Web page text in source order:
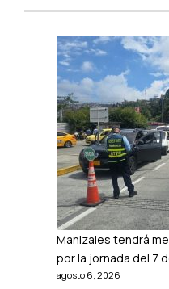
Manizales tendrá
por la jornada del 7
agosto 6, 2026